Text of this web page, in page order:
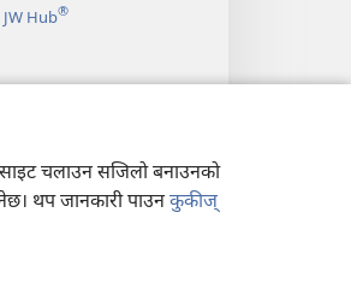
चलाउन सजिलो बनाउनको
थप जानकारी पाउनकुकीज्
JW Hub®